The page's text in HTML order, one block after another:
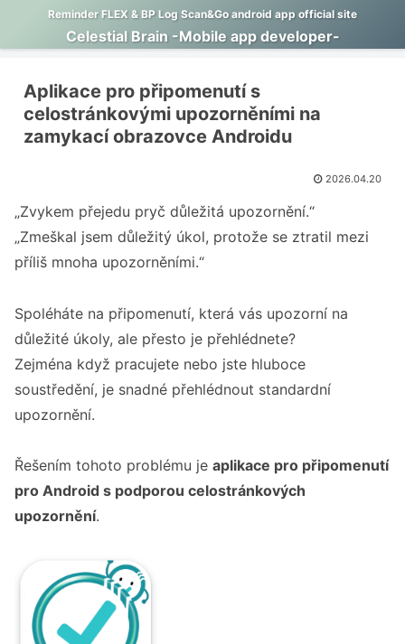
Reminder FLEX & BP Log Scan&Go android app official site
Celestial Brain -Mobile app developer-
Aplikace pro připomenutí s
celostránkovými upozorněními na
zamykací obrazovce Androidu
2026.04.20
„Zvykem přejedu pryč důležitá upozornění.“
„Zmeškal jsem důležitý úkol, protože se ztratil mezi
příliš mnoha upozorněními.“
Spoléháte na připomenutí, která vás upozorní na
důležité úkoly, ale přesto je přehlédnete?
Zejména když pracujete nebo jste hluboce
soustředění, je snadné přehlédnout standardní
upozornění.
Řešením tohoto problému je aplikace pro připomenutí
pro Android s podporou celostránkových
upozornění.